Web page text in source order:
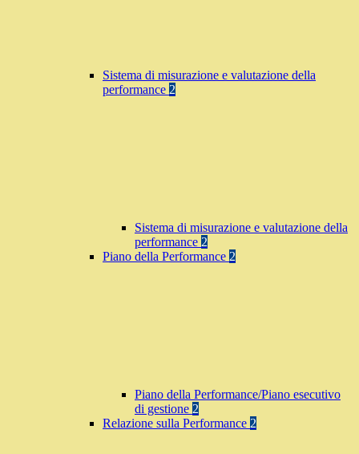
Sistema di misurazione e valutazione della
performance 2
Sistema di misurazione e valutazione della
performance 2
Piano della Performance 2
Piano della Performance/Piano esecutivo
di gestione 2
Relazione sulla Performance 2